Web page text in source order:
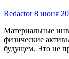
Redactor8 июня
Материальные
физические
будущем. Это не